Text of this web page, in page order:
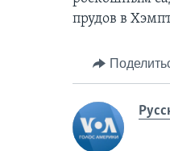
прудов в